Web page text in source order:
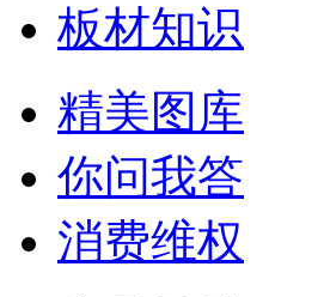
板材知识
精美图库
你问我答
消费维权